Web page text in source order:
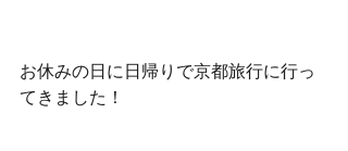
お休みの日に日帰りで京都旅行に行っ
てきました！